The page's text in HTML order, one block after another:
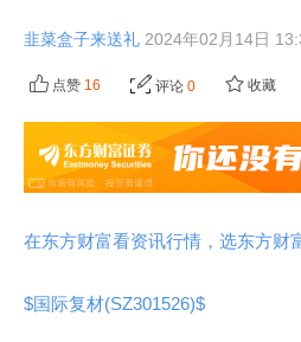
韭菜盒子来送礼 2024年02月14日
点赞 16 评论 0 收藏
在东方财富看资讯行情，选东方财
$国际复材(SZ301526)$